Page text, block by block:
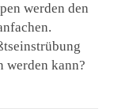
werden den
kann?